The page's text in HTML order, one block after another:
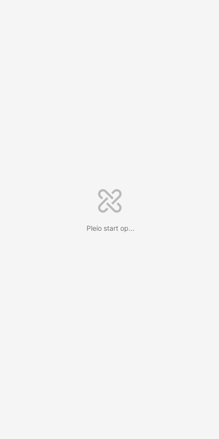
Pleio start op...